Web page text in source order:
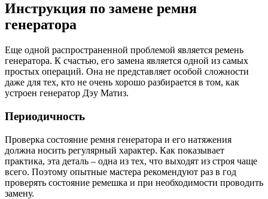
Инструкция по замене ремня
генератора
Еще одной распространенной проблемой является ремень
генератора. К счастью, его замена является одной из самых
простых операций. Она не представляет особой сложности
даже для тех, кто не очень хорошо разбирается в том, как
устроен генератор Дэу Матиз.
Периодичность
Проверка состояние ремня генератора и его натяжения
должна носить регулярный характер. Как показывает
практика, эта деталь – одна из тех, что выходят из строя чаще
всего. Поэтому опытные мастера рекомендуют раз в год
проверять состояние ремешка и при необходимости проводить
замену.